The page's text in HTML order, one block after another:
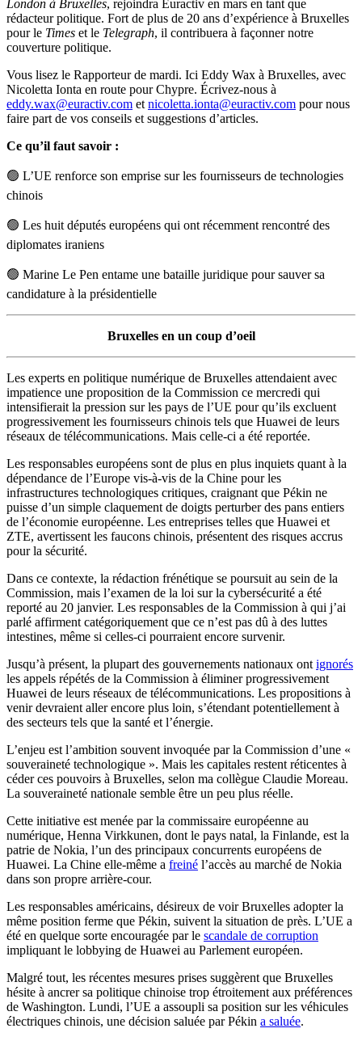
London à Bruxelles, rejoindra Euractiv en mars en tant que
rédacteur politique. Fort de plus de 20 ans d’expérience à Bruxelles
pour le Times et le Telegraph, il contribuera à façonner notre
couverture politique.
Vous lisez le Rapporteur de mardi. Ici Eddy Wax à Bruxelles, avec
Nicoletta Ionta en route pour Chypre. Écrivez-nous à
eddy.wax@euractiv.com et nicoletta.ionta@euractiv.com pour nous
faire part de vos conseils et suggestions d’articles.
Ce qu’il faut savoir :
🟢 L’UE renforce son emprise sur les fournisseurs de technologies
chinois
🟢 Les huit députés européens qui ont récemment rencontré des
diplomates iraniens
🟢 Marine Le Pen entame une bataille juridique pour sauver sa
candidature à la présidentielle
Bruxelles en un coup d’oeil
Les experts en politique numérique de Bruxelles attendaient avec
impatience une proposition de la Commission ce mercredi qui
intensifierait la pression sur les pays de l’UE pour qu’ils excluent
progressivement les fournisseurs chinois tels que Huawei de leurs
réseaux de télécommunications. Mais celle-ci a été reportée.
Les responsables européens sont de plus en plus inquiets quant à la
dépendance de l’Europe vis-à-vis de la Chine pour les
infrastructures technologiques critiques, craignant que Pékin ne
puisse d’un simple claquement de doigts perturber des pans entiers
de l’économie européenne. Les entreprises telles que Huawei et
ZTE, avertissent les faucons chinois, présentent des risques accrus
pour la sécurité.
Dans ce contexte, la rédaction frénétique se poursuit au sein de la
Commission, mais l’examen de la loi sur la cybersécurité a été
reporté au 20 janvier. Les responsables de la Commission à qui j’ai
parlé affirment catégoriquement que ce n’est pas dû à des luttes
intestines, même si celles-ci pourraient encore survenir.
Jusqu’à présent, la plupart des gouvernements nationaux ont ignorés
les appels répétés de la Commission à éliminer progressivement
Huawei de leurs réseaux de télécommunications. Les propositions à
venir devraient aller encore plus loin, s’étendant potentiellement à
des secteurs tels que la santé et l’énergie.
L’enjeu est l’ambition souvent invoquée par la Commission d’une «
souveraineté technologique ». Mais les capitales restent réticentes à
céder ces pouvoirs à Bruxelles, selon ma collègue Claudie Moreau.
La souveraineté nationale semble être un peu plus réelle.
Cette initiative est menée par la commissaire européenne au
numérique, Henna Virkkunen, dont le pays natal, la Finlande, est la
patrie de Nokia, l’un des principaux concurrents européens de
Huawei. La Chine elle-même a freiné l’accès au marché de Nokia
dans son propre arrière-cour.
Les responsables américains, désireux de voir Bruxelles adopter la
même position ferme que Pékin, suivent la situation de près. L’UE a
été en quelque sorte encouragée par le scandale de corruption
impliquant le lobbying de Huawei au Parlement européen.
Malgré tout, les récentes mesures prises suggèrent que Bruxelles
hésite à ancrer sa politique chinoise trop étroitement aux préférences
de Washington. Lundi, l’UE a assoupli sa position sur les véhicules
électriques chinois, une décision saluée par Pékin a saluée.